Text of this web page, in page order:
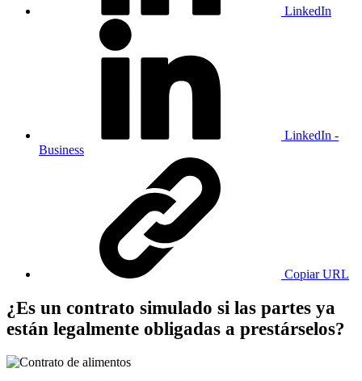
LinkedIn
LinkedIn -
Business
Copiar URL
¿Es un contrato simulado si las partes ya
están legalmente obligadas a prestárselos?